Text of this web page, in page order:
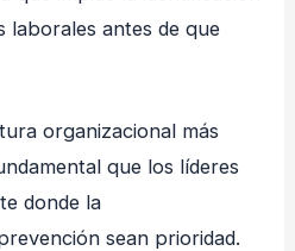
laborales antes de que
organizacional más
que los líderes
donde la
sean prioridad.